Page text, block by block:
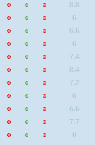
8.8
6
6.6
6
7.4
8.4
7.2
6
6.6
7.7
0